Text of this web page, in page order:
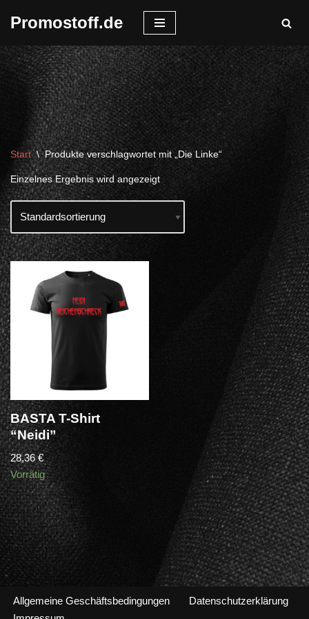
Inhalt
springen
Promostoff.de
Start \ Produkte verschlagwortet mit „Die Linke“
Einzelnes Ergebnis wird angezeigt
BASTA T-Shirt
“Neidi”
28,36€
Vorrätig
Allgemeine Geschäftsbedingungen
Datenschutzerklärung